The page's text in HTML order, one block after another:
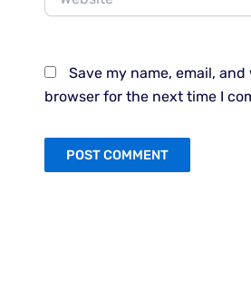
Save my name, email,
browser for the next time I